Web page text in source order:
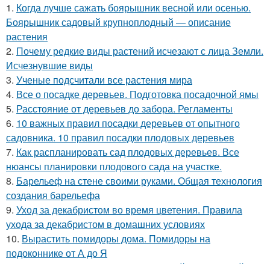
1. Когда лучше сажать боярышник весной или осенью.
Боярышник садовый крупноплодный — описание
растения
2. Почему редкие виды растений исчезают с лица Земли.
Исчезнувшие виды
3. Ученые подсчитали все растения мира
4. Все о посадке деревьев. Подготовка посадочной ямы
5. Расстояние от деревьев до забора. Регламенты
6. 10 важных правил посадки деревьев от опытного
садовника. 10 правил посадки плодовых деревьев
7. Как распланировать сад плодовых деревьев. Все
нюансы планировки плодового сада на участке.
8. Барельеф на стене своими руками. Общая технология
создания барельефа
9. Уход за декабристом во время цветения. Правила
ухода за декабристом в домашних условиях
10. Вырастить помидоры дома. Помидоры на
подоконнике от А до Я